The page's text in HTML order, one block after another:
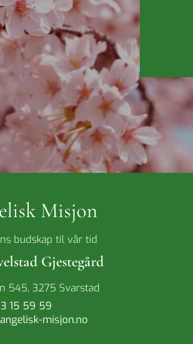
Misjon
budskap til vår tid
Gjestegård
545, 3275 Svarstad
15 59 59
misjon.no